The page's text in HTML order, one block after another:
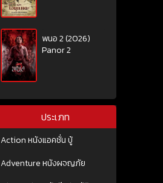
พนอ 2 (2026)
Panor 2
ประเภท
Action หนังแอคชั่น บู้
Adventure หนังผจญภัย